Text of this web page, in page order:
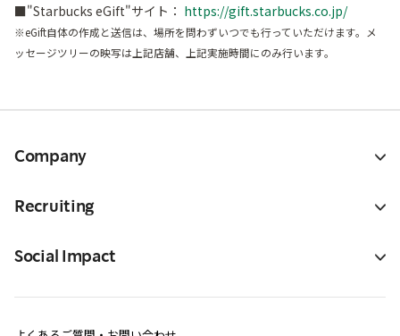
■"Starbucks eGift"サイト： https://gift.starbucks.co.jp/
※eGift自体の作成と送信は、場所を問わずいつでも行っていただけます。メ
ッセージツリーの映写は上記店舗、上記実施時間にのみ行います。
Company
Recruiting
Social Impact